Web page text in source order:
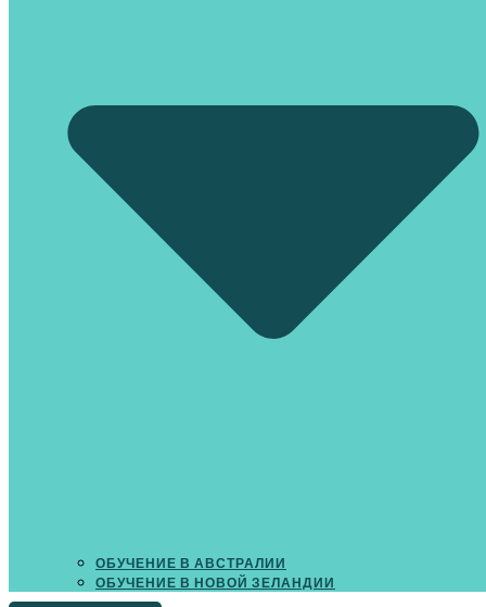
ОБУЧЕНИЕ В АВСТРАЛИИ
ОБУЧЕНИЕ В НОВОЙ ЗЕЛАНДИИ